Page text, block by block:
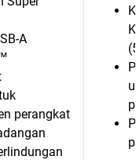
A
perangkat